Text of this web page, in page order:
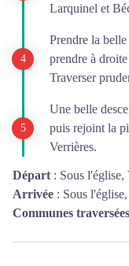
Larquinel et
Prendre la
prendre à
Traverser
Une belle
puis rejoint la
Verrières.
Départ : Sous l'église,
Arrivée : Sous
Communes traversées